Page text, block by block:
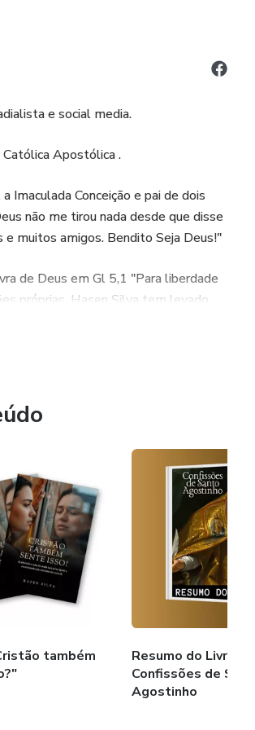
transubstanciação e por que
Este produto é feito sob demandas
Por isso, o prazo de entrega
e estoques excedentes,
e social media.
Católica Apostólica .
Imaculada Conceição e pai de dois
não me tirou nada desde que disse
e muitos amigos. Bendito Seja Deus!"
de Deus em Gl 5,1 "Para liberdade
próprias, Hasen Silva tem levado
Deus tem para cada um
também
Resumo do Livro -
Confissões de Santo
Agostinho